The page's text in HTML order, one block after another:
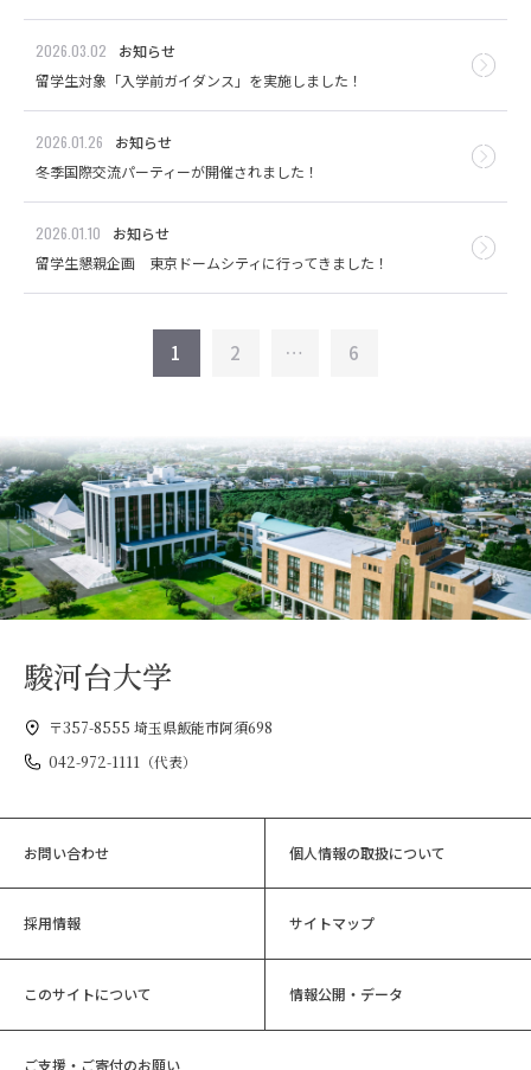
2026.03.02
お知らせ
留学生対象「入学前ガイダンス」を実施しました！
2026.01.26
お知らせ
冬季国際交流パーティーが開催されました！
2026.01.10
お知らせ
留学生懇親企画 東京ドームシティに行ってきました！
1 2 … 6
駿河台大学
〒357-8555 埼玉県飯能市阿須698
042-972-1111（代表）
お問い合わせ 個人情報の取扱について
採用情報 サイトマップ
このサイトについて 情報公開・データ
ご支援・ご寄付のお願い